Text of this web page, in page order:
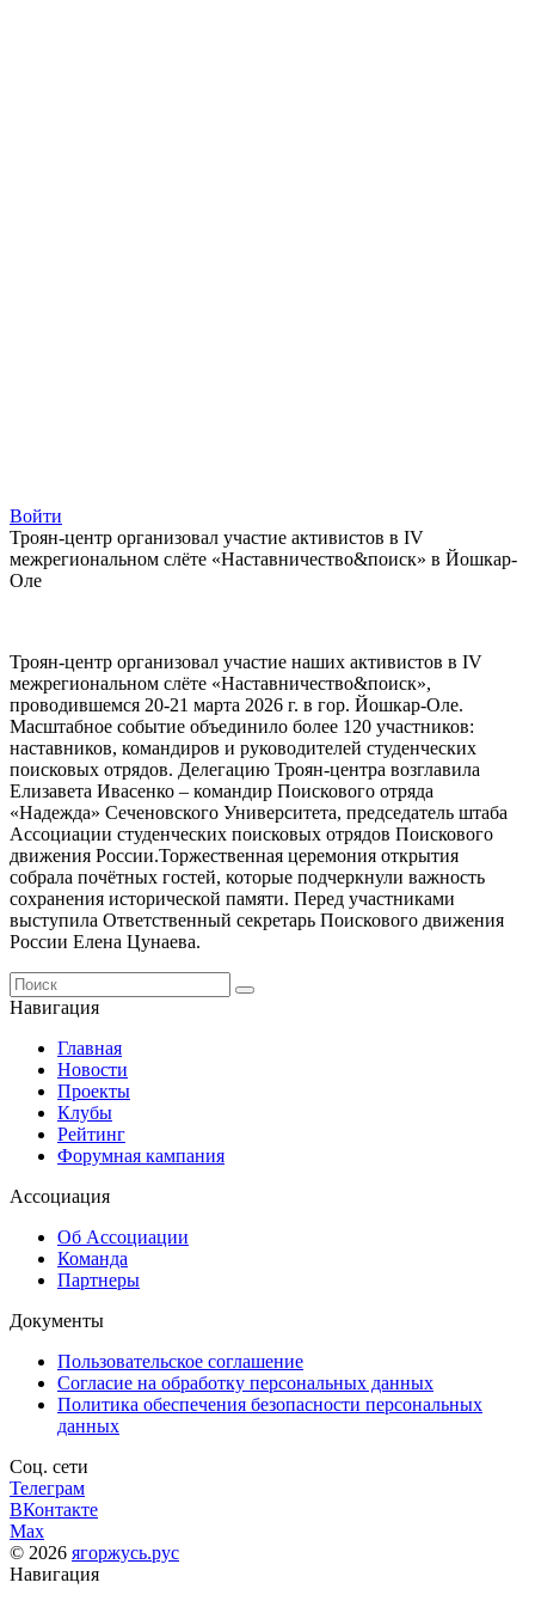
Войти
Троян-центр организовал участие активистов в IV
межрегиональном слёте «Наставничество&поиск» в Йошкар-
Оле
Троян-центр организовал участие наших активистов в IV
межрегиональном слёте «Наставничество&поиск»,
проводившемся 20-21 марта 2026 г. в гор. Йошкар-Оле.
Масштабное событие объединило более 120 участников:
наставников, командиров и руководителей студенческих
поисковых отрядов. Делегацию Троян-центра возглавила
Елизавета Ивасенко – командир Поискового отряда
«Надежда» Сеченовского Университета, председатель штаба
Ассоциации студенческих поисковых отрядов Поискового
движения России.Торжественная церемония открытия
собрала почётных гостей, которые подчеркнули важность
сохранения исторической памяти. Перед участниками
выступила Ответственный секретарь Поискового движения
России Елена Цунаева.
Навигация
Главная
Новости
Проекты
Клубы
Рейтинг
Форумная кампания
Ассоциация
Об Ассоциации
Команда
Партнеры
Документы
Пользовательское соглашение
Согласие на обработку персональных данных
Политика обеспечения безопасности персональных
данных
Соц. сети
Телеграм
ВКонтакте
Max
© 2026 ягоржусь.рус
Навигация